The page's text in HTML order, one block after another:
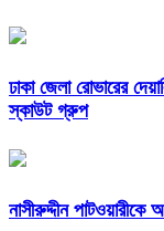
ঢাকা জেলা রোভারের
স্কাউট গ্রুপ
নাসীরুদ্দীন পাটওয়ারীকে